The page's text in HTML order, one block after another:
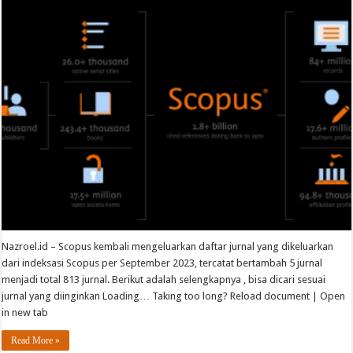
Nazroel.id – Scopus kembali mengeluarkan daftar jurnal yang dikeluarkan
dari indeksasi Scopus per September 2023, tercatat bertambah 5 jurnal
menjadi total 813 jurnal. Berikut adalah selengkapnya , bisa dicari sesuai
jurnal yang diinginkan Loading… Taking too long? Reload document | Open
in new tab
Read More »